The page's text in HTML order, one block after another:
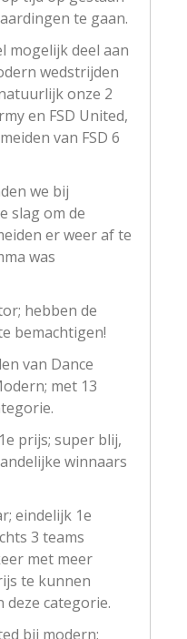
te gaan.
mogelijk deel aan
wedstrijden
onze 2
en FSD United,
van FSD 6
we bij
slag om de
er weer af te
was
hebben de
bemachtigen!
van Dance
met 13
prijs; super blij,
winnaars
eindelijk 1e
3 teams
met meer
te kunnen
deze categorie.
bij modern;